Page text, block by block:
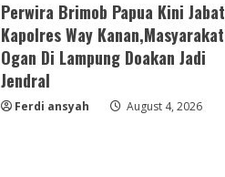
Perwira Brimob Papua Kini Jabat
Kapolres Way Kanan,Masyarakat
Ogan Di Lampung Doakan Jadi
Jendral
Ferdi ansyah August 4, 2026